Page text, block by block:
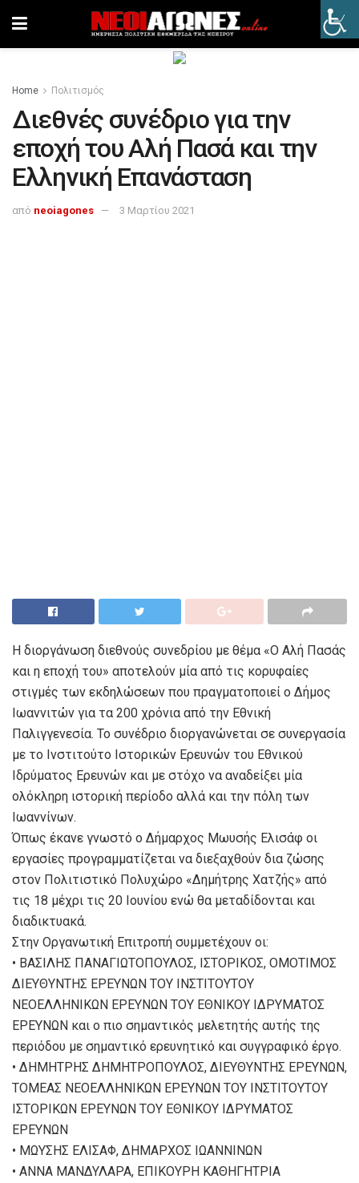
Home Πολιτισμός
Διεθνές συνέδριο για την
εποχή του Αλή Πασά και την
Ελληνική Επανάσταση
από neoiagones 3 Μαρτίου 2021
Η διοργάνωση διεθνούς συνεδρίου με θέμα «Ο Αλή Πασάς
και η εποχή του» αποτελούν μία από τις κορυφαίες
στιγμές των εκδηλώσεων που πραγματοποιεί ο Δήμος
Ιωαννιτών για τα 200 χρόνια από την Εθνική
Παλιγγενεσία. Το συνέδριο διοργανώνεται σε συνεργασία
με το Ινστιτούτο Ιστορικών Ερευνών του Εθνικού
Ιδρύματος Ερευνών και με στόχο να αναδείξει μία
ολόκληρη ιστορική περίοδο αλλά και την πόλη των
Ιωαννίνων.
Όπως έκανε γνωστό ο Δήμαρχος Μωυσής Ελισάφ οι
εργασίες προγραμματίζεται να διεξαχθούν δια ζώσης
στον Πολιτιστικό Πολυχώρο «Δημήτρης Χατζής» από
τις 18 μέχρι τις 20 Ιουνίου ενώ θα μεταδίδονται και
διαδικτυακά.
Στην Οργανωτική Επιτροπή συμμετέχουν οι:
• ΒΑΣΙΛΗΣ ΠΑΝΑΓΙΩΤΟΠΟΥΛΟΣ, ΙΣΤΟΡΙΚΟΣ, ΟΜΟΤΙΜΟΣ
ΔΙΕΥΘΥΝΤΗΣ ΕΡΕΥΝΩΝ ΤΟΥ ΙΝΣΤΙΤΟΥΤΟΥ
ΝΕΟΕΛΛΗΝΙΚΩΝ ΕΡΕΥΝΩΝ ΤΟΥ ΕΘΝΙΚΟΥ ΙΔΡΥΜΑΤΟΣ
ΕΡΕΥΝΩΝ και ο πιο σημαντικός μελετητής αυτής της
περιόδου με σημαντικό ερευνητικό και συγγραφικό έργο.
• ΔΗΜΗΤΡΗΣ ΔΗΜΗΤΡΟΠΟΥΛΟΣ, ΔΙΕΥΘΥΝΤΗΣ ΕΡΕΥΝΩΝ,
ΤΟΜΕΑΣ ΝΕΟΕΛΛΗΝΙΚΩΝ ΕΡΕΥΝΩΝ ΤΟΥ ΙΝΣΤΙΤΟΥΤΟΥ
ΙΣΤΟΡΙΚΩΝ ΕΡΕΥΝΩΝ ΤΟΥ ΕΘΝΙΚΟΥ ΙΔΡΥΜΑΤΟΣ
ΕΡΕΥΝΩΝ
• ΜΩΥΣΗΣ ΕΛΙΣΑΦ, ΔΗΜΑΡΧΟΣ ΙΩΑΝΝΙΝΩΝ
• ΑΝΝΑ ΜΑΝΔΥΛΑΡΑ, ΕΠΙΚΟΥΡΗ ΚΑΘΗΓΗΤΡΙΑ